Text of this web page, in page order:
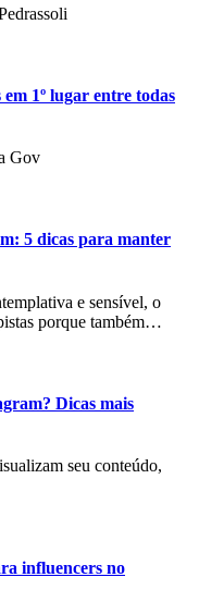
1º lugar entre todas
Gov
5 dicas para manter
e sensível, o
porque também…
Dicas mais
seu conteúdo,
influencers no